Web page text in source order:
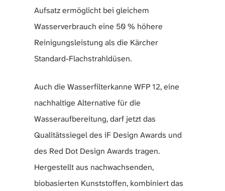
Aufsatz ermöglicht bei gleichem
Wasserverbrauch eine 50 % höhere
Reinigungsleistung als die Kärcher
Standard-Flachstrahldüsen.
Auch die Wasserfilterkanne WFP 12, eine
nachhaltige Alternative für die
Wasseraufbereitung, darf jetzt das
Qualitätssiegel des iF Design Awards und
des Red Dot Design Awards tragen.
Hergestellt aus nachwachsenden,
biobasierten Kunststoffen, kombiniert das